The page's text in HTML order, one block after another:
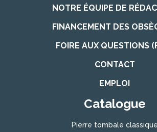
NOTRE ÉQUIPE DE
FINANCEMENT DES
FOIRE AUX QUESTIONS
CONTACT
EMPLOI
Catalogue
Pierre tombale classique